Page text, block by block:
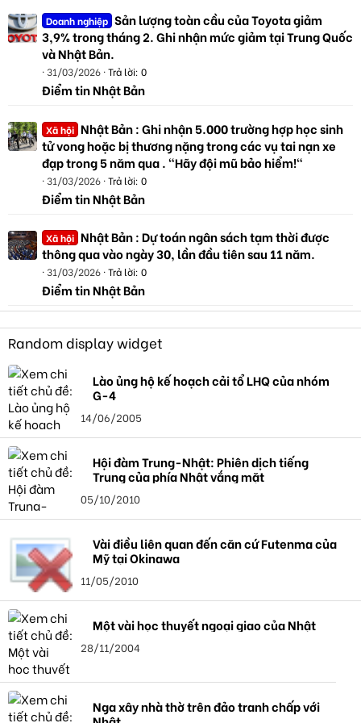
Doanh nghiệp Sản lượng toàn cầu của Toyota giảm
3,9% trong tháng 2. Ghi nhận mức giảm tại Trung Quốc
và Nhật Bản.
31/03/2026 Trả lời: 0
Điểm tin Nhật Bản
Xã hội Nhật Bản : Ghi nhận 5.000 trường hợp học sinh
tử vong hoặc bị thương nặng trong các vụ tai nạn xe
đạp trong 5 năm qua . "Hãy đội mũ bảo hiểm!"
31/03/2026 Trả lời: 0
Điểm tin Nhật Bản
Xã hội Nhật Bản : Dự toán ngân sách tạm thời được
thông qua vào ngày 30, lần đầu tiên sau 11 năm.
31/03/2026 Trả lời: 0
Điểm tin Nhật Bản
Random display widget
Lào ủng hộ kế hoạch cải tổ LHQ của nhóm
G-4
14/06/2005
Hội đàm Trung-Nhật: Phiên dịch tiếng
Trung của phía Nhật vắng mặt
05/10/2010
Vài điều liên quan đến căn cứ Futenma của
Mỹ tại Okinawa
11/05/2010
Một vài học thuyết ngoại giao của Nhật
28/11/2004
Nga xây nhà thờ trên đảo tranh chấp với